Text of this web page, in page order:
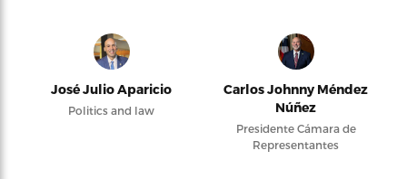
José Julio Aparicio
Politics and law
Carlos Johnny Méndez
Núñez
Presidente Cámara de
Representantes